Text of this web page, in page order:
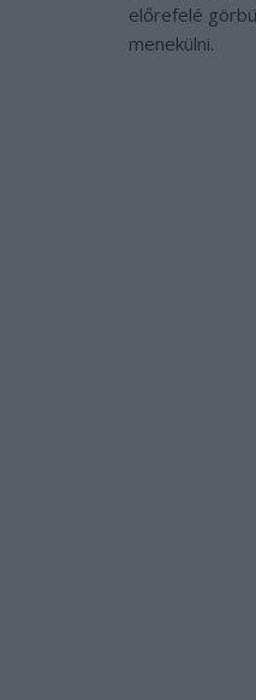
előrefelé
menekülni.